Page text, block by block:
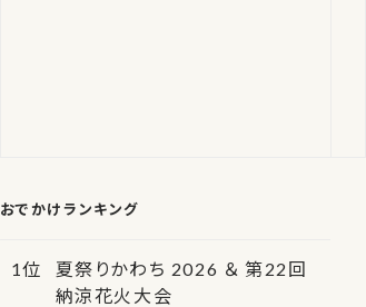
おでかけランキング
夏祭りかわち 2026 ＆ 第22回
納涼花火大会